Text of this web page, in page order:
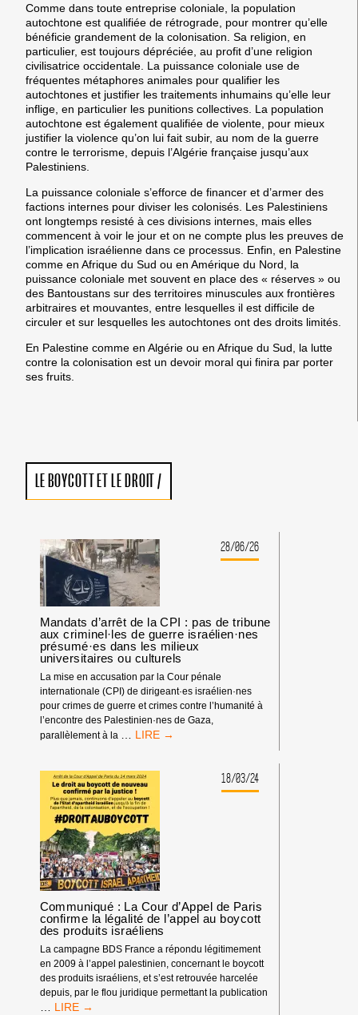
Comme dans toute entreprise coloniale, la population
autochtone est qualifiée de rétrograde, pour montrer qu’elle
bénéficie grandement de la colonisation. Sa religion, en
particulier, est toujours dépréciée, au profit d’une religion
civilisatrice occidentale. La puissance coloniale use de
fréquentes métaphores animales pour qualifier les
autochtones et justifier les traitements inhumains qu’elle leur
inflige, en particulier les punitions collectives. La population
autochtone est également qualifiée de violente, pour mieux
justifier la violence qu’on lui fait subir, au nom de la guerre
contre le terrorisme, depuis l’Algérie française jusqu’aux
Palestiniens.
La puissance coloniale s’efforce de financer et d’armer des
factions internes pour diviser les colonisés. Les Palestiniens
ont longtemps resisté à ces divisions internes, mais elles
commencent à voir le jour et on ne compte plus les preuves de
l’implication israélienne dans ce processus. Enfin, en Palestine
comme en Afrique du Sud ou en Amérique du Nord, la
puissance coloniale met souvent en place des « réserves » ou
des Bantoustans sur des territoires minuscules aux frontières
arbitraires et mouvantes, entre lesquelles il est difficile de
circuler et sur lesquelles les autochtones ont des droits limités.
En Palestine comme en Algérie ou en Afrique du Sud, la lutte
contre la colonisation est un devoir moral qui finira par porter
ses fruits.
LE BOYCOTT ET LE DROIT /
28/06/26
Mandats d’arrêt de la CPI : pas de tribune
aux criminel·les de guerre israélien·nes
présumé·es dans les milieux
universitaires ou culturels
La mise en accusation par la Cour pénale
internationale (CPI) de dirigeant·es israélien·nes
pour crimes de guerre et crimes contre l’humanité à
l’encontre des Palestinien·nes de Gaza,
parallèlement à la … MANDATS
LA
CPI
:
PAS
DE
TRIBUNE
AUX
CRIMINEL·LES
DE
GUERRE
ISRAÉLIEN·NES
PRÉSUMÉ·ES
DANS
LES
MILIEUX
UNIVERSITAIRES
18/03/24
Communiqué : La Cour d’Appel de Paris
confirme la légalité de l’appel au boycott
des produits israéliens
La campagne BDS France a répondu légitimement
en 2009 à l’appel palestinien, concernant le boycott
des produits israéliens, et s’est retrouvée harcelée
depuis, par le flou juridique permettant la publication
… COMMUNIQUÉ